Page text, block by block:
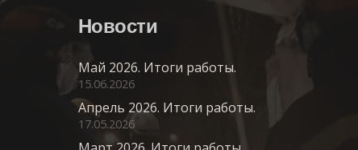
Новости
Май 2026. Итоги работы.
15.06.2026
Апрель 2026. Итоги работы.
17.05.2026